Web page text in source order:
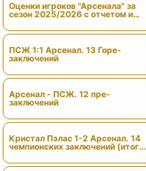
Оценки игроков "Арсенала" за
сезон 2025/2026 с отчетом и
ПСЖ 1:1 Арсенал. 13 Горе-
заключений
Арсенал - ПСЖ. 12 пре-
заключений
Кристал Пэлас 1-2 Арсенал. 14
чемпионских заключений (итоги